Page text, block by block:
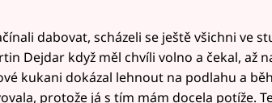
dabovat, scházeli se ještě všichni ve
Dejdar když měl chvíli volno a čekal, až
kukani dokázal lehnout na podlahu a
protože já s tím mám docela potíže.